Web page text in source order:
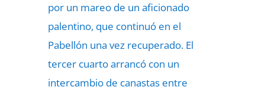
por un mareo de un aficionado
palentino, que continuó en el
Pabellón una vez recuperado. El
tercer cuarto arrancó con un
intercambio de canastas entre